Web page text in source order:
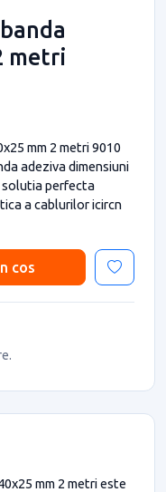
metri
mm 2 metri 9010
adeziva dimensiuni
solutia perfecta
a cablurilor icircn
cos
mm 2 metri este